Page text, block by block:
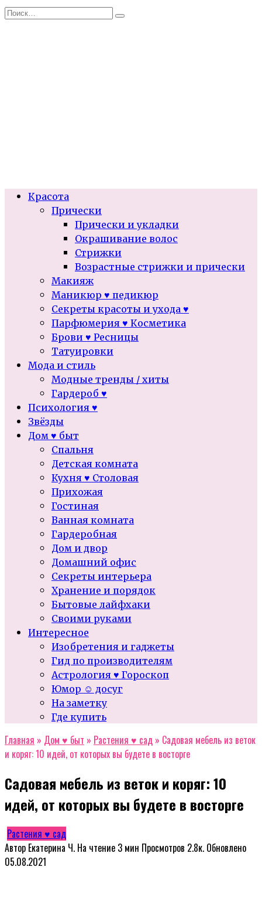
Перейти
Search
Красота
Прически
Прически и укладки
Окрашивание волос
Стрижки
Возрастные стрижки и прически
Макияж
Маникюр ♥ педикюр
Секреты красоты и ухода ♥
Парфюмерия ♥ Косметика
Брови ♥ Ресницы
Татуировки
Мода и стиль
Модные тренды / хиты
Гардероб ♥
Психология ♥
Звёзды
Дом ♥ быт
Спальня
Детская комната
Кухня ♥ Столовая
Прихожая
Гостиная
Ванная комната
Гардеробная
Дом и двор
Домашний офис
Секреты интерьера
Хранение и порядок
Бытовые лайфхаки
Своими руками
Интересное
Изобретения и гаджеты
Гид по производителям
Астрология ♥ Гороскоп
Юмор ☺ досуг
На заметку
Где купить
Главная » Дом ♥ быт » Растения ♥ сад » Садовая мебель из веток
и коряг: 10 идей, от которых вы будете в восторге
Садовая мебель из веток и коряг: 10
идей, от которых вы будете в восторге
Растения ♥ сад
Автор Екатерина Ч. На чтение 3 мин Просмотров 2.8к. Обновлено
05.08.2021